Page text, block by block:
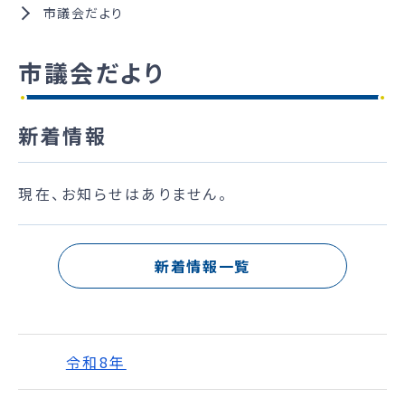
市議会だより
市議会だより
新着情報
現在、お知らせはありません。
新着情報一覧
令和8年